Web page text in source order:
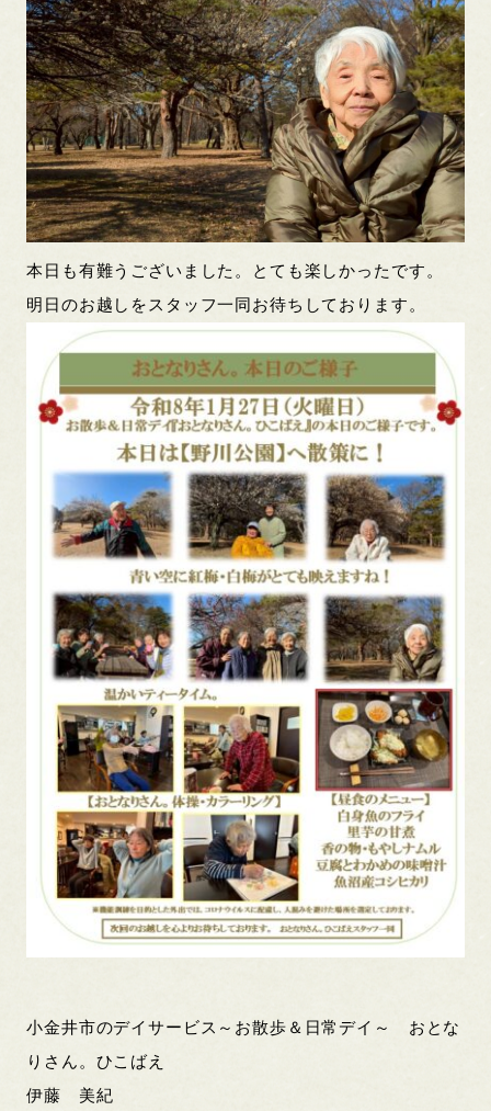
本日も有難うございました。とても楽しかったです。
明日のお越しをスタッフ一同お待ちしております。
小金井市のデイサービス～お散歩＆日常デイ～ おとな
りさん。ひこばえ
伊藤 美紀